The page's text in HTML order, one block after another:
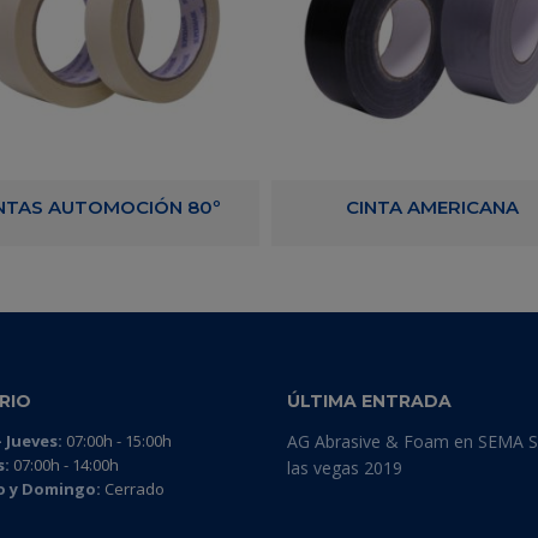
AUTOMOCIÓN 80º CINTA AMERICANA
Jueves: 07:00h - 15:00h
07:00h - 14:00h
y Domingo: Cerrado
ÚLTIMA ENTRADA
AG Abrasive & Foam en SEMA
las vegas 2019